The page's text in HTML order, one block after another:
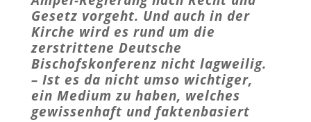
Gesetz vorgeht. Und auch in der
Kirche wird es rund um die
zerstrittene Deutsche
Bischofskonferenz nicht lagweilig.
– Ist es da nicht umso wichtiger,
ein Medium zu haben, welches
gewissenhaft und faktenbasiert